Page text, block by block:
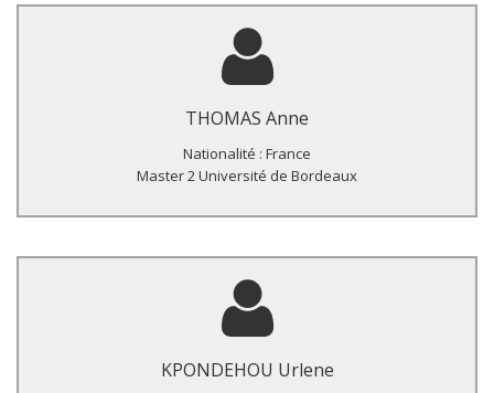
THOMAS Anne
Nationalité : France
Master 2 Université de Bordeaux
Titre du Master :
Connaissances, attitudes et pratiques des jeunes de 15-24 ans
infectes par le VIH en matière de santé sexuelle et
reproductive, Lomé, Togo, 2015.
KPONDEHOU Urlene
Titre du Master :
Part de la stérilité masculine dans les infertilités de couple
dans une clinique spécialisée à Lomé, Togo.